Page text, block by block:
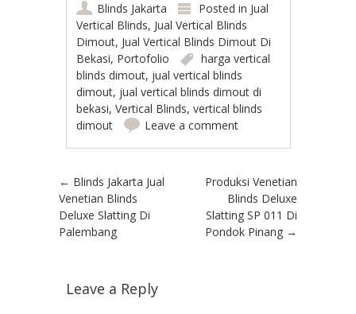
Blinds Jakarta Posted in Jual
Vertical Blinds, Jual Vertical Blinds
Dimout, Jual Vertical Blinds Dimout Di
Bekasi, Portofolio
harga vertical
blinds dimout, jual vertical blinds
dimout, jual vertical blinds dimout di
bekasi,Vertical Blinds,vertical blinds
dimout
Leave a comment
Post navigation
← Blinds Jakarta Jual
Venetian Blinds
Deluxe Slatting Di
Palembang
Produksi Venetian
Blinds Deluxe
Slatting SP 011 Di
Pondok Pinang →
Leave a Reply